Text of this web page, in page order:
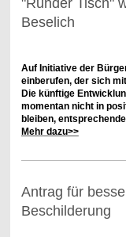
Beselich
Auf Initiative der
einberufen, der sich
Die künftige
momentan nicht in
bleiben,
Mehr dazu>>
Antrag für
Beschilderung